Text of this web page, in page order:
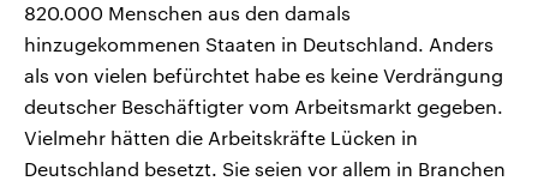
820.000 Menschen aus den damals
hinzugekommenen Staaten in Deutschland. Anders
als von vielen befürchtet habe es keine Verdrängung
deutscher Beschäftigter vom Arbeitsmarkt gegeben.
Vielmehr hätten die Arbeitskräfte Lücken in
Deutschland besetzt. Sie seien vor allem in Branchen